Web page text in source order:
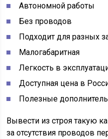
Автономной работы
Без проводов
Подходит для разных
Малогабаритная
Легкость в
Доступная цена в
Полезные
Вывести из строя такую
за отсутствия проводов